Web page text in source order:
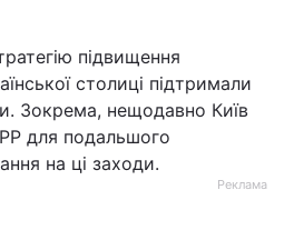
підвищення
столиці підтримали
Зокрема, нещодавно Київ
для подальшого
на ці заходи.
Реклама